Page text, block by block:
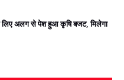
लिए अलग से पेश हुआ कृषि बजट, मिलेगा